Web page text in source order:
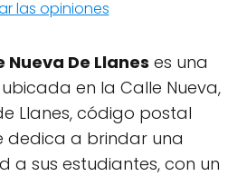
las opiniones
Nueva De Llanes es una
en la Calle Nueva,
Llanes, código postal
dedica a brindar una
a sus estudiantes, con un